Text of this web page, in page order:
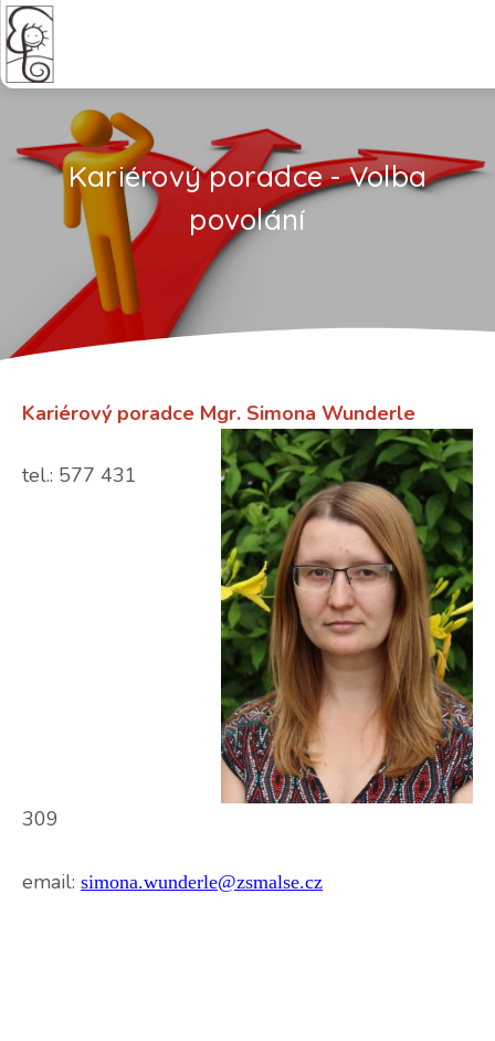
Kariérový poradce - Volba
povolání
Kariérový poradce Mgr. Simona Wunderle
tel.: 577 431
email: simona.wunderle@zsmalse.cz